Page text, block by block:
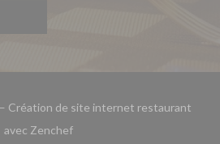
Création de site internet restaurant
avec Zenchef((ouvre une nouvelle